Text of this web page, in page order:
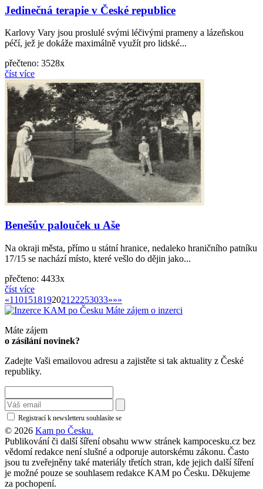
Jedinečná terapie v České republice
Karlovy Vary jsou proslulé svými léčivými prameny a lázeňskou
péčí, jež je dokáže maximálně využít pro lidské...
přečteno: 3528x
číst více
Benešův palouček u Aše
Na okraji města, přímo u státní hranice, nedaleko hraničního patníku
17/15 se nachází místo, které vešlo do dějin jako...
přečteno: 4433x
číst více
««1 101518192021 22253033»»
»»
Máte zájem o inzerci
Máte zájem
o zásílání novinek?
Zadejte Vaši emailovou adresu a zajistěte si tak aktuality z České
republiky.
Registrací k newsletteru souhlasíte se
© 2026 Kam po Česku.
Publikování či další šíření obsahu www stránek kampocesku.cz bez
vědomí redakce není slušné a odporuje autorskému zákonu. Často
jsou tu zveřejněny také materiály třetích stran, kde jejich další šíření
je možné pouze se souhlasem redakce KAM po Česku. Děkujeme
za pochopení.